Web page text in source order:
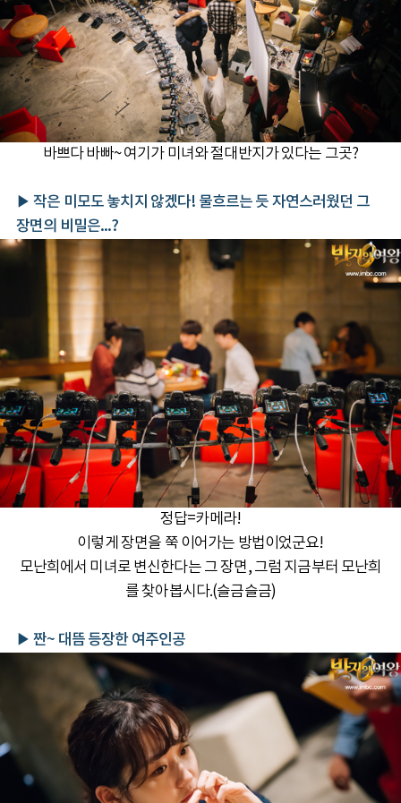
바쁘다 바빠~ 여기가 미녀와 절대반지가 있다는 그곳?
▶ 작은 미모도 놓치지 않겠다! 물흐르는 듯 자연스러웠던 그
장면의 비밀은...?
정답=카메라!
이렇게 장면을 쭉 이어가는 방법이었군요!
모난희에서 미녀로 변신한다는 그 장면, 그럼 지금부터 모난희
를 찾아봅시다.(슬금슬금)
▶ 짠~ 대뜸 등장한 여주인공